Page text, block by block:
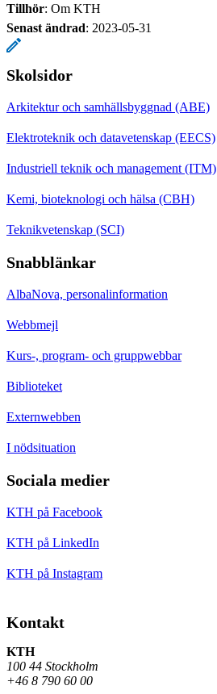
Tillhör: Om KTH
Senast ändrad: 2023-05-31
Skolsidor
Arkitektur och samhällsbyggnad (ABE)
Elektroteknik och datavetenskap (EECS)
Industriell teknik och management (ITM)
Kemi, bioteknologi och hälsa (CBH)
Teknikvetenskap (SCI)
Snabblänkar
AlbaNova, personalinformation
Webbmejl
Kurs-, program- och gruppwebbar
Biblioteket
Externwebben
I nödsituation
Sociala medier
KTH på Facebook
KTH på LinkedIn
KTH på Instagram
Kontakt
KTH
100 44 Stockholm
+46 8 790 60 00